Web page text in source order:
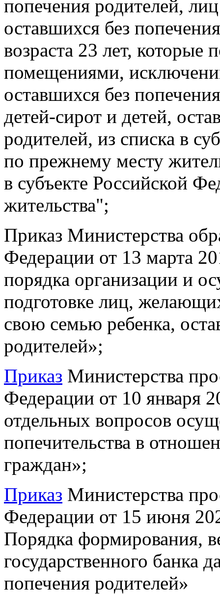
попечения родителей,
оставшихся без
возраста 23 лет,
помещениями,
оставшихся без
детей-сирот и детей,
родителей, из списка в
по прежнему месту
в субъекте Российской
жительства";
Приказ Министерства
Федерации от 13 марта
порядка организации и
подготовке лиц,
свою семью ребенка,
родителей»;
Приказ Министерства
Федерации от 10 января
отдельных вопросов
попечительства в
граждан»;
Приказ Министерства
Федерации от 15 июня
Порядка формирования,
государственного банка
попечения родителей»